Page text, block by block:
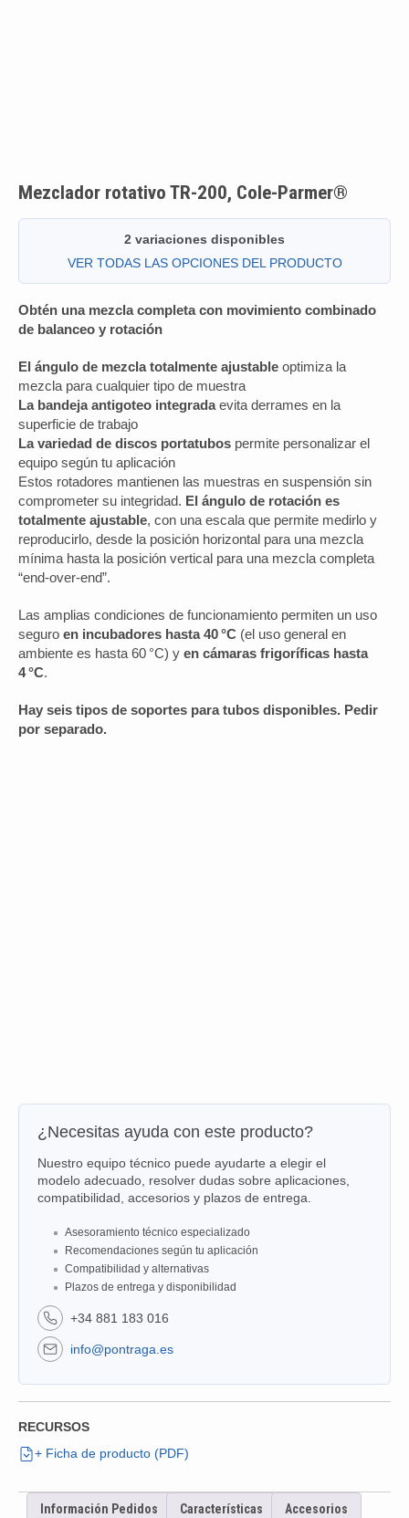
Mezclador rotativo TR-200, Cole-Parmer®
2 variaciones disponibles
VER TODAS LAS OPCIONES DEL PRODUCTO
Obtén una mezcla completa con movimiento combinado
de balanceo y rotación
El ángulo de mezcla totalmente ajustable optimiza la
mezcla para cualquier tipo de muestra
La bandeja antigoteo integradaevita derrames en la
superficie de trabajo
La variedad de discos portatubos permite personalizar el
equipo según tu aplicación
Estos rotadores mantienen las muestras en suspensión sin
comprometer su integridad. El ángulo de rotación es
totalmente ajustable, con una escala que permite medirlo y
reproducirlo, desde la posición horizontal para una mezcla
mínima hasta la posición vertical para una mezcla completa
“end-over-end”.
Las amplias condiciones de funcionamiento permiten un uso
seguro en incubadores hasta 40 °C (el uso general en
ambiente es hasta 60 °C) y en cámaras frigoríficas hasta
4 °C.
Hay seis tipos de soportes para tubos disponibles. Pedir
por separado.
¿Necesitas ayuda con este producto?
Nuestro equipo técnico puede ayudarte a elegir el
modelo adecuado, resolver dudas sobre aplicaciones,
compatibilidad, accesorios y plazos de entrega.
Asesoramiento técnico especializado
Recomendaciones según tu aplicación
Compatibilidad y alternativas
Plazos de entrega y disponibilidad
+34 881 183 016
info@pontraga.es
RECURSOS
+ Ficha de producto (PDF)
Información Pedidos Características Accesorios